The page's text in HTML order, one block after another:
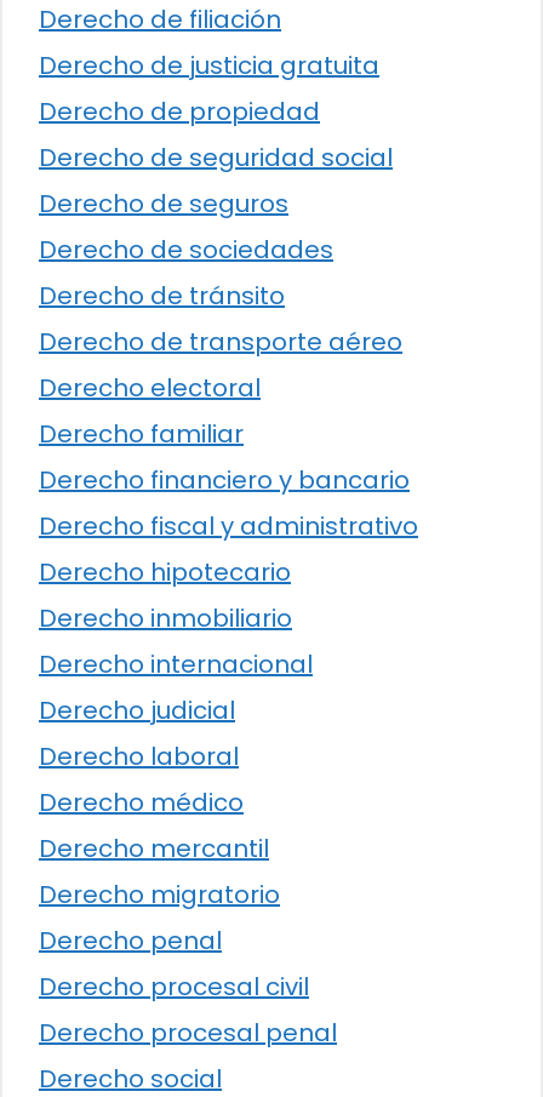
Derecho de filiación
Derecho de justicia gratuita
Derecho de propiedad
Derecho de seguridad social
Derecho de seguros
Derecho de sociedades
Derecho de tránsito
Derecho de transporte aéreo
Derecho electoral
Derecho familiar
Derecho financiero y bancario
Derecho fiscal y administrativo
Derecho hipotecario
Derecho inmobiliario
Derecho internacional
Derecho judicial
Derecho laboral
Derecho médico
Derecho mercantil
Derecho migratorio
Derecho penal
Derecho procesal civil
Derecho procesal penal
Derecho social